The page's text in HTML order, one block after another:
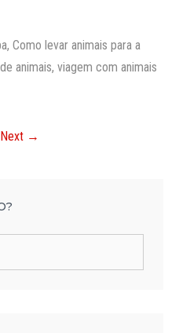
, Como levar animais para a
animais, viagem com animais
Next →